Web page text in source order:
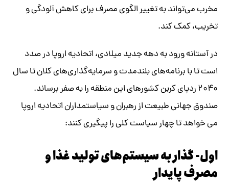
مخرب می‌تواند به تغییر الگوی مصرف برای کاهش آلودگی و
تخریب، کمک کند.
در آستانه ورود به دهه جدید میلادی، اتحادیه اروپا در‌ صدد
است تا با برنامه‌های بلند‌مدت و سرمایه‌گذاری‌های کلان تا سال
۲۰۴۰ ردپای کربن کشورهای این منطقه را به صفر برساند.
صندوق جهانی طبیعت از رهبران و سیاستمداران اتحادیه اروپا
می خواهد تا چهار سیاست کلی را پیگیری کنند:
اول- گذار به سیستم‌های تولید غذا و
مصرف پایدار